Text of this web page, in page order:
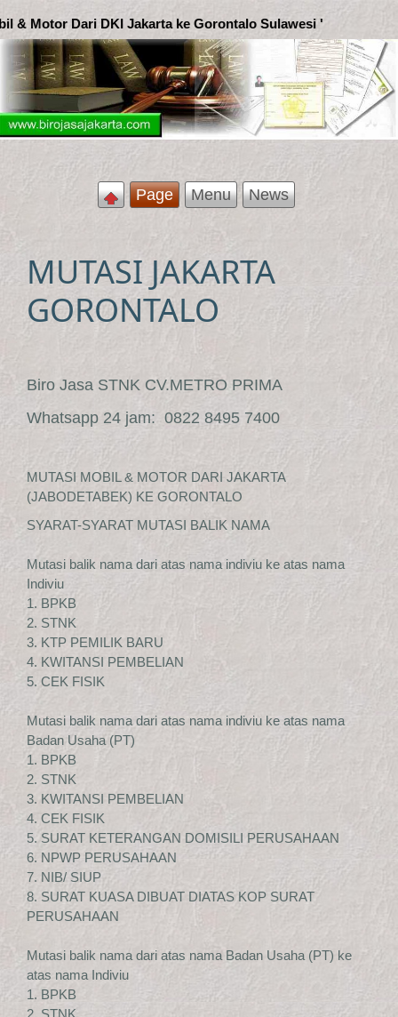
ke Gorontalo Sulawesi '
Page Menu News
MUTASI JAKARTA
GORONTALO
Biro Jasa STNK CV.METRO PRIMA
Whatsapp 24 jam: 0822 8495 7400
MUTASI MOBIL & MOTOR DARI JAKARTA
(JABODETABEK) KE GORONTALO
SYARAT-SYARAT MUTASI BALIK NAMA
Mutasi balik nama dari atas nama indiviu ke atas nama
Indiviu
1. BPKB
2. STNK
3. KTP PEMILIK BARU
4. KWITANSI PEMBELIAN
5. CEK FISIK
Mutasi balik nama dari atas nama indiviu ke atas nama
Badan Usaha (PT)
1. BPKB
2. STNK
3. KWITANSI PEMBELIAN
4. CEK FISIK
5. SURAT KETERANGAN DOMISILI PERUSAHAAN
6. NPWP PERUSAHAAN
7. NIB/ SIUP
8. SURAT KUASA DIBUAT DIATAS KOP SURAT
PERUSAHAAN
Mutasi balik nama dari atas nama Badan Usaha (PT) ke
atas nama Indiviu
1. BPKB